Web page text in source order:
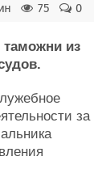
0
75
таможни из
за